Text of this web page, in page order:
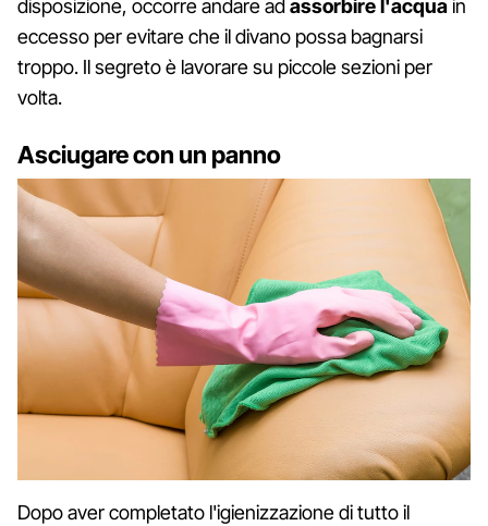
disposizione, occorre andare adassorbire l'acquain
eccesso per evitare che il divano possa bagnarsi
troppo. Il segreto è lavorare su piccole sezioni per
volta.
Asciugare con un panno
Dopo aver completato l'igienizzazione di tutto il